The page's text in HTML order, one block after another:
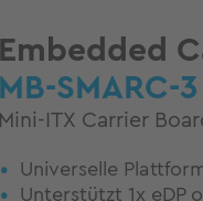
Embedded
MB-SMARC-3
Mini-ITX Carrier
Universelle
Unterstützt 1x eDP